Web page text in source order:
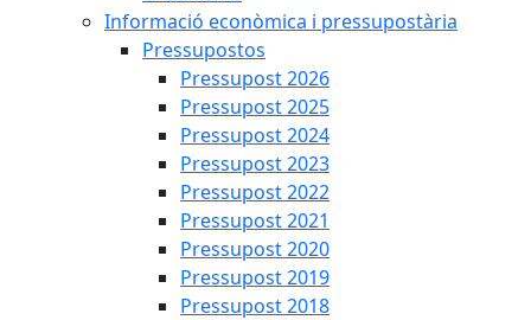
Informació econòmica i pressupostària
Pressupostos
Pressupost 2026
Pressupost 2025
Pressupost 2024
Pressupost 2023
Pressupost 2022
Pressupost 2021
Pressupost 2020
Pressupost 2019
Pressupost 2018